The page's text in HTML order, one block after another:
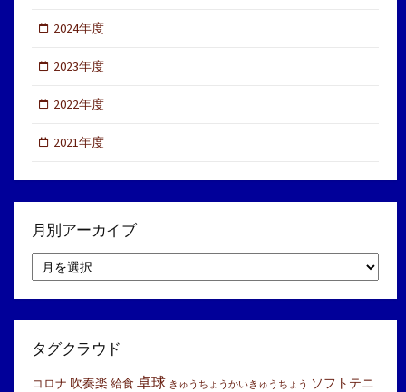
2024年度
2023年度
2022年度
2021年度
月別アーカイブ
別
ア
イ
タグクラウド
コロナ 吹奏楽 給食 卓球 きゅうちょうかいきゅうちょう
ソフトテニ